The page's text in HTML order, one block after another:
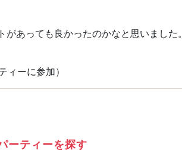
あっても良かったのかなと思いました。
ーに参加）
ーティーを探す